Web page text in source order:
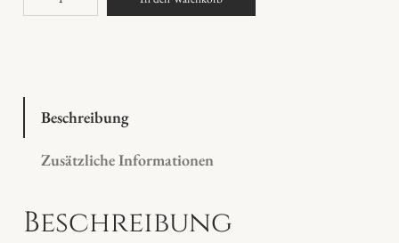
u
i
n
Beschreibung
Zusätzliche Informationen
Beschreibung